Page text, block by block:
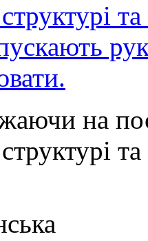
на